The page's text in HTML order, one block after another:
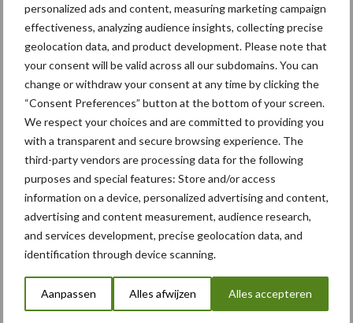
personalized ads and content, measuring marketing campaign
effectiveness, analyzing audience insights, collecting precise
geolocation data, and product development. Please note that
your consent will be valid across all our subdomains. You can
change or withdraw your consent at any time by clicking the
“Consent Preferences” button at the bottom of your screen.
We respect your choices and are committed to providing you
with a transparent and secure browsing experience. The
third-party vendors are processing data for the following
purposes and special features: Store and/or access
information on a device, personalized advertising and content,
advertising and content measurement, audience research,
and services development, precise geolocation data, and
identification through device scanning.
Aanpassen Alles afwijzen Alles accepteren
Postcode
Land